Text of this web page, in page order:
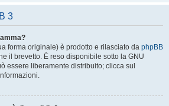
3
forma originale) è prodotto e rilasciato da phpBB
il brevetto. È reso disponibile sotto la GNU
essere liberamente distribuito; clicca sul